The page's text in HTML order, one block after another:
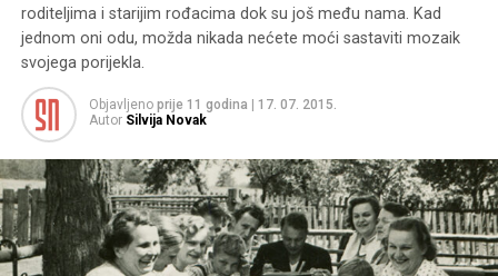
roditeljima i starijim rođacima dok su još među nama. Kad
jednom oni odu, možda nikada nećete moći sastaviti mozaik
svojega porijekla.
Objavljeno prije 11 godina
17. 07. 2015.
Autor Silvija Novak